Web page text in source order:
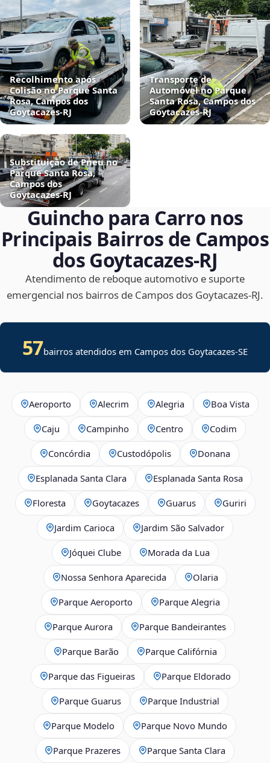
Recolhimento após
Colisão no Parque Santa
Rosa, Campos dos
Goytacazes‑RJ
Transporte de
Automóvel no Parque
Santa Rosa, Campos dos
Goytacazes‑RJ
Substituição de Pneu no
Parque Santa Rosa,
Campos dos
Goytacazes‑RJ
Guincho para Carro nos
Principais Bairros de Campos
dos Goytacazes‑RJ
Atendimento de reboque automotivo e suporte
emergencial nos bairros de Campos dos Goytacazes‑RJ.
57bairros atendidos em Campos dos Goytacazes-SE
Aeroporto Alecrim Alegria Boa Vista
Caju Campinho Centro Codim
Concórdia Custodópolis Donana
Esplanada Santa Clara Esplanada Santa Rosa
Floresta Goytacazes Guarus Guriri
Jardim Carioca Jardim São Salvador
Jóquei Clube Morada da Lua
Nossa Senhora Aparecida Olaria
Parque Aeroporto Parque Alegria
Parque Aurora Parque Bandeirantes
Parque Barão Parque Califórnia
Parque das Figueiras Parque Eldorado
Parque Guarus Parque Industrial
Parque Modelo Parque Novo Mundo
Parque Prazeres Parque Santa Clara